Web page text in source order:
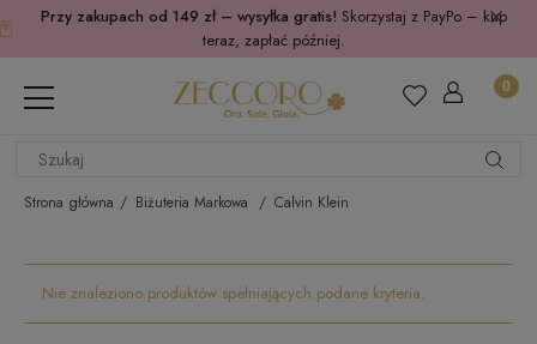
Przy zakupach od 149 zł – wysyłka gratis! Skorzystaj z PayPo – kup
teraz, zapłać później.
Strona główna Biżuteria Markowa Calvin Klein
Nie znaleziono produktów spełniających podane kryteria.